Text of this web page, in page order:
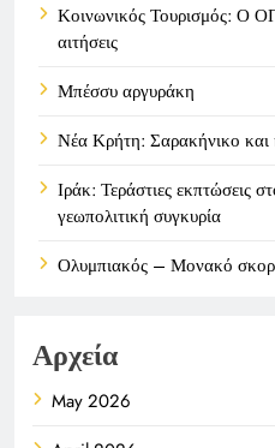
Κοινωνικός Τουρισμός: Ο
αιτήσεις
Μπέσσυ αργυράκη
Νέα Κρήτη: Σαρακήνικο
Ιράκ: Τεράστιες εκπτώσεις
γεωπολιτική συγκυρία
Ολυμπιακός – Μονακό
Αρχεία
May 2026